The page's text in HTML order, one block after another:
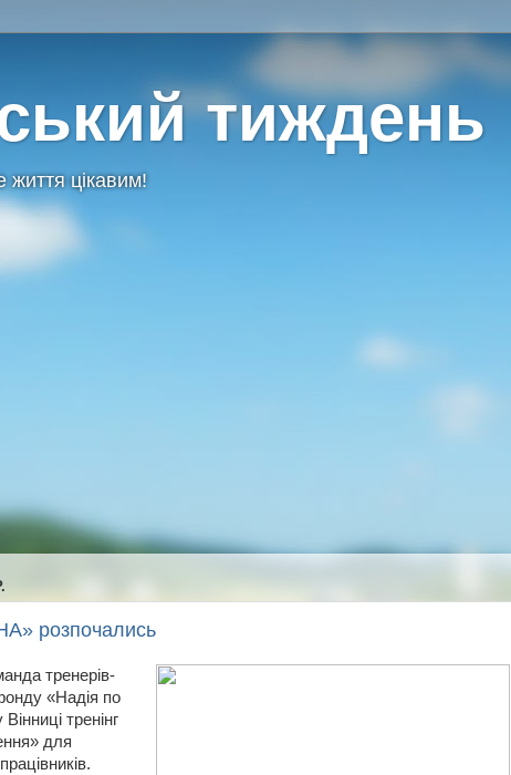
тиждень
цікавим!
розпочались
тренерів-
«Надія по
тренінг
для